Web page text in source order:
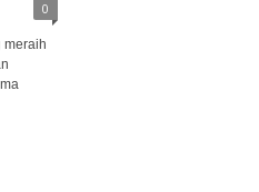
0
meraih